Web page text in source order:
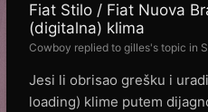
Fiat Stilo / Fiat Nuova
(digitalna) klima
Cowboy replied to gilles's topic in
Jesi li obrisao grešku i
loading) klime putem